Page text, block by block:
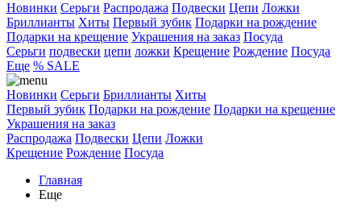
Новинки Серьги Распродажа Подвески Цепи Ложки
Бриллианты Хиты Первый зубик Подарки на рождение
Подарки на крещение Украшения на заказ Посуда
Cерьги подвески цепи ложки Крещение Рождение Посуда
Еще % SALE
Новинки Серьги Бриллианты Хиты
Первый зубик Подарки на рождение Подарки на крещение
Украшения на заказ
Распродажа Подвески Цепи Ложки
Крещение Рождение Посуда
Главная
Еще